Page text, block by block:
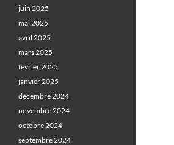
juin 2025
mai 2025
avril 2025
mars 2025
février 2025
janvier 2025
décembre 2024
novembre 2024
octobre 2024
septembre 2024